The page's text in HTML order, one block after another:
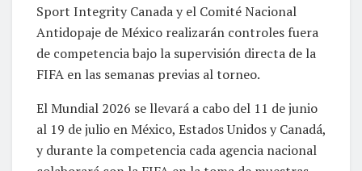
Sport Integrity Canada y el Comité Nacional
Antidopaje de México realizarán controles fuera
de competencia bajo la supervisión directa de la
FIFA en las semanas previas al torneo.
El Mundial 2026 se llevará a cabo del 11 de junio
al 19 de julio en México, Estados Unidos y Canadá,
y durante la competencia cada agencia nacional